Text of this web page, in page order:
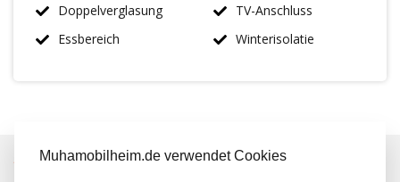
Doppelverglasung
Essbereich
TV-Anschluss
Winterisolatie
IMMER MEHR ALS 50 MAL AUF LAGER
Muhamobilheim.de verwendet Cookies